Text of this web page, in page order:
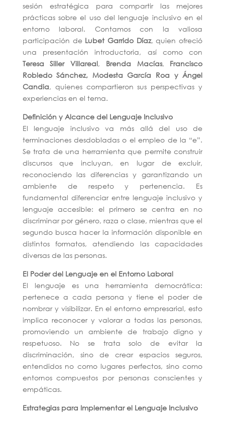
sesión estratégica para compartir las mejores
prácticas sobre el uso del lenguaje inclusivo en el
entorno laboral. Contamos con la valiosa
participación de Lubet Garrido Díaz, quien ofreció
una presentación introductoria, así como con
Teresa Siller Villareal, Brenda Macías, Francisco
Robledo Sánchez, Modesta García Roa y Ángel
Candia, quienes compartieron sus perspectivas y
experiencias en el tema.
Definición y Alcance del Lenguaje Inclusivo
El lenguaje inclusivo va más allá del uso de
terminaciones desdobladas o el empleo de la “e”.
Se trata de una herramienta que permite construir
discursos que incluyan, en lugar de excluir,
reconociendo las diferencias y garantizando un
ambiente de respeto y pertenencia. Es
fundamental diferenciar entre lenguaje inclusivo y
lenguaje accesible: el primero se centra en no
discriminar por género, raza o clase, mientras que el
segundo busca hacer la información disponible en
distintos formatos, atendiendo las capacidades
diversas de las personas.
El Poder del Lenguaje en el Entorno Laboral
El lenguaje es una herramienta democrática:
pertenece a cada persona y tiene el poder de
nombrar y visibilizar. En el entorno empresarial, esto
implica reconocer y valorar a todas las personas,
promoviendo un ambiente de trabajo digno y
respetuoso. No se trata solo de evitar la
discriminación, sino de crear espacios seguros,
entendidos no como lugares perfectos, sino como
entornos compuestos por personas conscientes y
empáticas.
Estrategias para Implementar el Lenguaje Inclusivo